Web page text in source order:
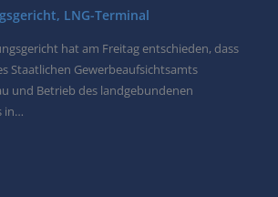
, LNG-Terminal
hat am Freitag entschieden, dass
Staatlichen Gewerbeaufsichtsamts
und Betrieb des landgebundenen
in…